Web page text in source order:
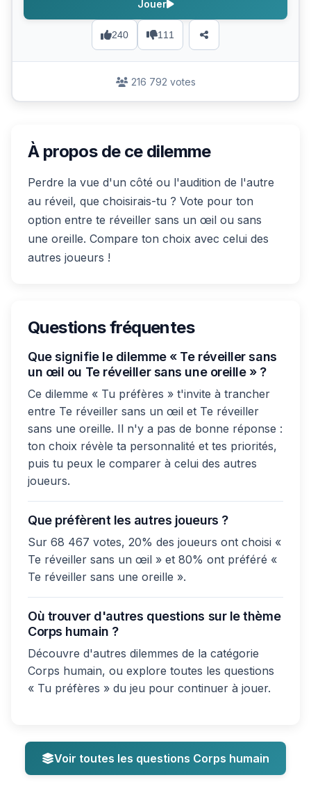
240 111
Jouer
216 792 votes
À propos de ce dilemme
Perdre la vue d'un côté ou l'audition de l'autre
au réveil, que choisirais-tu ? Vote pour ton
option entre te réveiller sans un œil ou sans
une oreille. Compare ton choix avec celui des
autres joueurs !
Questions fréquentes
Que signifie le dilemme « Te réveiller sans
un œil ou Te réveiller sans une oreille » ?
Ce dilemme « Tu préfères » t'invite à trancher
entre Te réveiller sans un œil et Te réveiller
sans une oreille. Il n'y a pas de bonne réponse :
ton choix révèle ta personnalité et tes priorités,
puis tu peux le comparer à celui des autres
joueurs.
Que préfèrent les autres joueurs ?
Sur 68 467 votes, 20% des joueurs ont choisi «
Te réveiller sans un œil » et 80% ont préféré «
Te réveiller sans une oreille ».
Où trouver d'autres questions sur le thème
Corps humain ?
Découvre d'autres dilemmes de la catégorie
Corps humain, ou explore toutes les questions
« Tu préfères » du jeu pour continuer à jouer.
Voir toutes les questions Corps humain